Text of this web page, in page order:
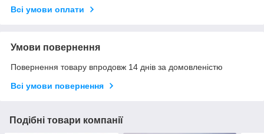
Всі умови оплати
Умови повернення
Повернення товару впродовж 14 днів за домовленістю
Всі умови повернення
Подібні товари компанії